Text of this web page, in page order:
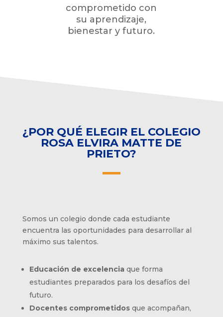
comprometido con
su aprendizaje,
bienestar y futuro.
¿POR QUÉ ELEGIR EL COLEGIO
ROSA ELVIRA MATTE DE
PRIETO?
Somos un colegio donde cada estudiante
encuentra las oportunidades para desarrollar al
máximo sus talentos.
Educación de excelencia que forma
estudiantes preparados para los desafíos del
futuro.
Docentes comprometidos que acompañan,